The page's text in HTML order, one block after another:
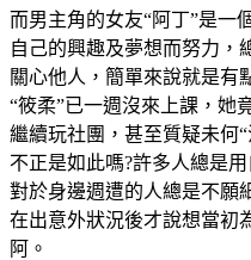
而男主角的女友“阿丁”是一
自己的興趣及夢想而努力，
關心他人，簡單來說就是有
“筱柔”已一週沒來上課，她
繼續玩社團，甚至質疑未何
不正是如此嗎?許多人總是
對於身邊週遭的人總是不願
在出意外狀況後才說想當
阿。